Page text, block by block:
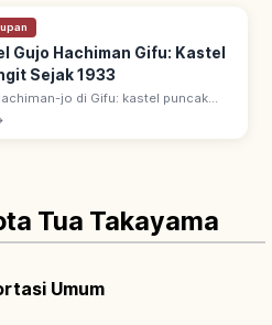
Gujo Hachiman Gifu: Kastel
Sejak 1933
jo di Gifu: kastel puncak
dijuluki 'kastel di langit'.
Tua Takayama
Umum